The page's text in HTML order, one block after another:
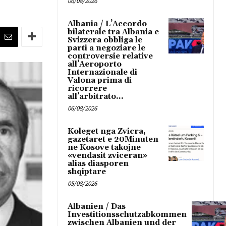
Albania / L’Accordo
bilaterale tra Albania e
Svizzera obbliga le
parti a negoziare le
controversie relative
all’Aeroporto
Internazionale di
Valona prima di
ricorrere
all’arbitrato...
06/08/2026
Koleget nga Zvicra,
gazetaret e 20Minuten
ne Kosove takojne
«vendasit zviceran»
alias diasporen
shqiptare
05/08/2026
Albanien / Das
Investitionsschutzabkommen
zwischen Albanien und der